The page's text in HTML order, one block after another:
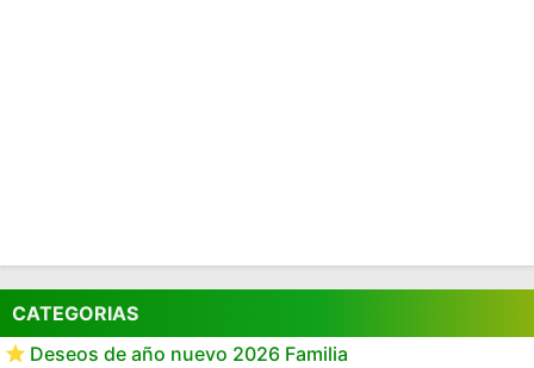
CATEGORIAS
Deseos de año nuevo 2026 Familia